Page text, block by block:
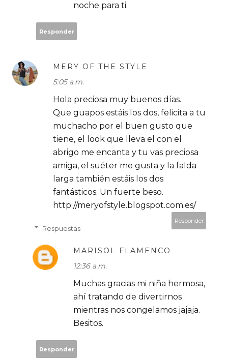
noche para ti.
Responder
MERY OF THE STYLE
5:05 a.m.
Hola preciosa muy buenos días.
Que guapos estáis los dos, felicita a tu
muchacho por el buen gusto que
tiene, el look que lleva el con el
abrigo me encanta y tu vas preciosa
amiga, el suéter me gusta y la falda
larga también estáis los dos
fantásticos. Un fuerte beso.
http://meryofstyle.blogspot.com.es/
Responder
Respuestas
MARISOL FLAMENCO
12:36 a.m.
Muchas gracias mi niña hermosa,
ahí tratando de divertirnos
mientras nos congelamos jajaja.
Besitos.
Responder